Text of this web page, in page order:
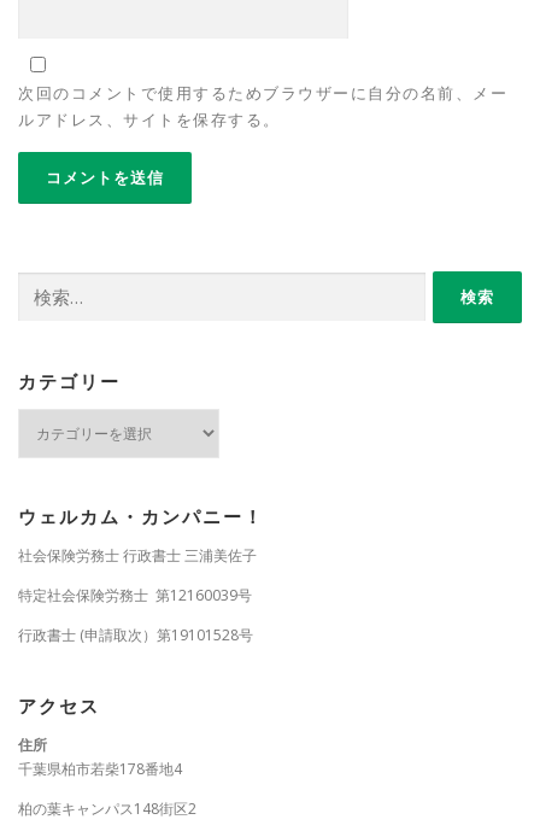
次回のコメントで使用するためブラウザーに自分の名前、メー
ルアドレス、サイトを保存する。
索:
カテゴリー
ー
ウェルカム・カンパニー！
社会保険労務士 行政書士 三浦美佐子
特定社会保険労務士 第12160039号
行政書士 (申請取次）第19101528号
アクセス
住所
千葉県柏市若柴178番地4
柏の葉キャンパス148街区2